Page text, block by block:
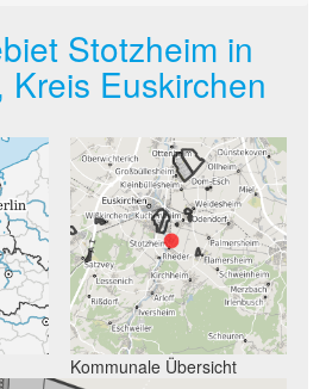
Stotzheim in
Kreis Euskirchen
Kommunale Übersicht